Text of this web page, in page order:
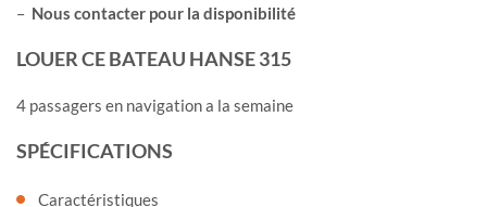
– Nous contacter pour la disponibilité
LOUER CE BATEAU HANSE 315
4 passagers en navigation a la semaine
SPÉCIFICATIONS
Caractéristiques